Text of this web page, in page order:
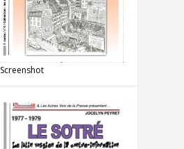
Screenshot